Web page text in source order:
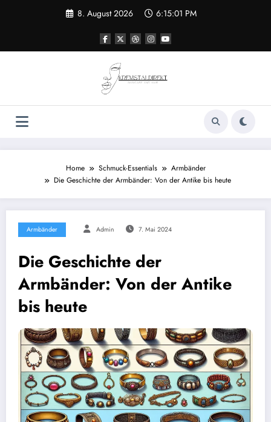
8. August 2026 6:15:02 PM
Home Schmuck-Essentials
Armbänder
Die Geschichte der Armbänder: Von der Antike bis heute
Armbänder Admin 7. Mai 2024
Die Geschichte der
Armbänder: Von der Antike
bis heute